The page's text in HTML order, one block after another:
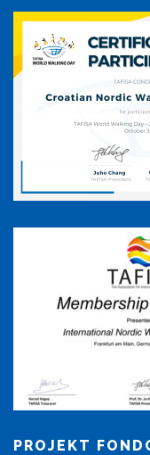
PROJEKT